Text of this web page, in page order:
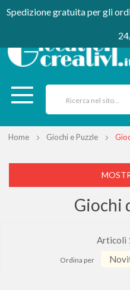
Spedizione gratuita per gli
Home Giochi e Puzzle
Giochi
Articoli
Ordina per